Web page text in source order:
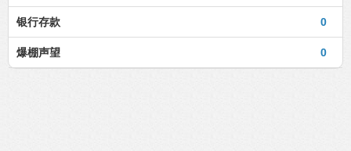
0
银行存款
0
爆棚声望